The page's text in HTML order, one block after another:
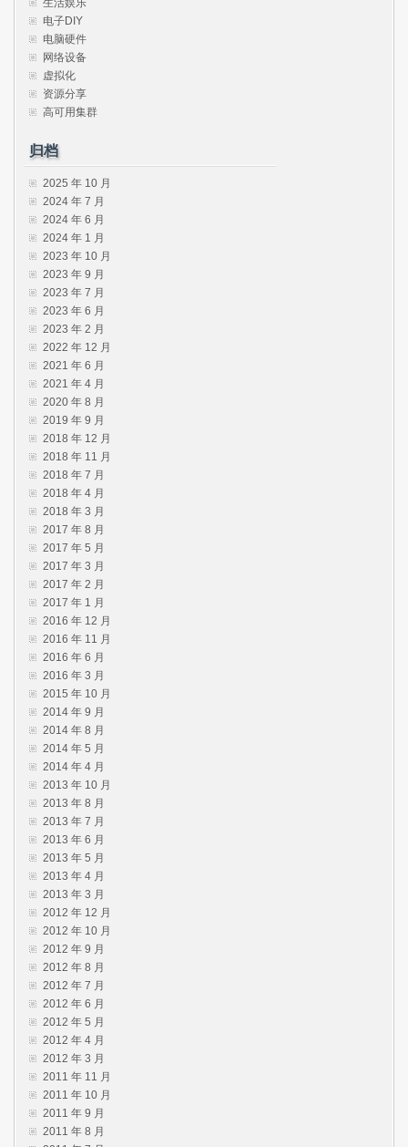
生活娱乐
电子DIY
电脑硬件
网络设备
虚拟化
资源分享
高可用集群
归档
2025 年 10 月
2024 年 7 月
2024 年 6 月
2024 年 1 月
2023 年 10 月
2023 年 9 月
2023 年 7 月
2023 年 6 月
2023 年 2 月
2022 年 12 月
2021 年 6 月
2021 年 4 月
2020 年 8 月
2019 年 9 月
2018 年 12 月
2018 年 11 月
2018 年 7 月
2018 年 4 月
2018 年 3 月
2017 年 8 月
2017 年 5 月
2017 年 3 月
2017 年 2 月
2017 年 1 月
2016 年 12 月
2016 年 11 月
2016 年 6 月
2016 年 3 月
2015 年 10 月
2014 年 9 月
2014 年 8 月
2014 年 5 月
2014 年 4 月
2013 年 10 月
2013 年 8 月
2013 年 7 月
2013 年 6 月
2013 年 5 月
2013 年 4 月
2013 年 3 月
2012 年 12 月
2012 年 10 月
2012 年 9 月
2012 年 8 月
2012 年 7 月
2012 年 6 月
2012 年 5 月
2012 年 4 月
2012 年 3 月
2011 年 11 月
2011 年 10 月
2011 年 9 月
2011 年 8 月